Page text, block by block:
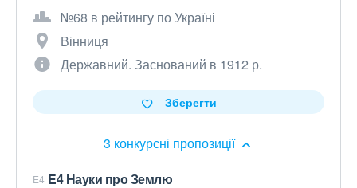
№68 в рейтингу по Україні
Вінниця
Державний. Заснований в 1912 р.
3 конкурсні пропозиції
Зберегти
E4 E4 Науки про Землю